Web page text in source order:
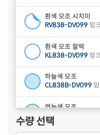
흰색 모조 시치미
RV838-DV099 잉
흰색 모조 찰딱
KL838-DV099 잉
하늘색 모조
CL838B-DV099
연녹색 모조
CL838G-DV099
수량 선택